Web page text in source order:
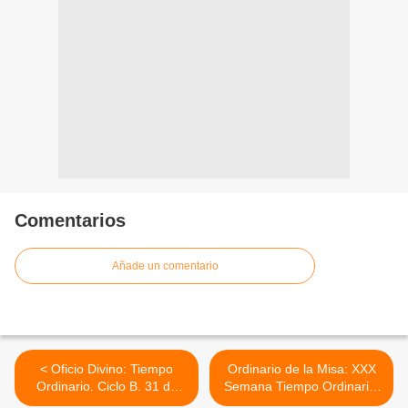
Comentarios
Añade un comentario
< Oficio Divino: Tiempo
Ordinario. Ciclo B. 31 de
Octubre, 2012.
Ordinario de la Misa: XXX
Semana Tiempo Ordinario.
Ciclo B. Miércoles 30 de